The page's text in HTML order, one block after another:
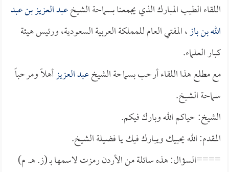
اللقاء الطيب المبارك الذي يجمعنا بسماحة الشيخعبد العزيز بن عبد
الله بن باز، المفتي العام للمملكة العربية السعودية، ورئيس هيئة
كبار العلماء.
مع مطلع هذا اللقاء أرحب بسماحة الشيخعبد العزيزأهلاً ومرحباً
سماحة الشيخ.
الشيخ: حياكم الله وبارك فيكم.
المقدم: الله يحييك ويبارك فيك يا فضيلة الشيخ.
====السؤال: هذه سائلة من الأردن رمزت لاسمها بـ (ز. هـ. م)